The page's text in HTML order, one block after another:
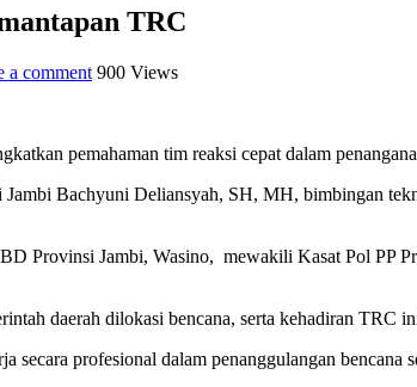
TRC
a comment 900 Views
pemahaman tim reaksi cepat dalam
Bachyuni Deliansyah, SH, MH, bimbingan
Provinsi Jambi, Wasino, mewakili Kasat Pol PP
daerah dilokasi bencana, serta kehadiran TRC
profesional dalam penanggulangan bencana